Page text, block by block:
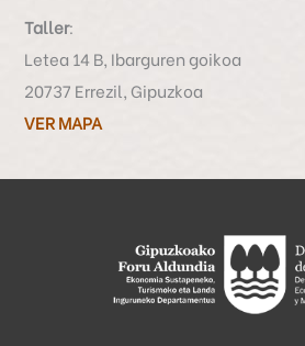
Taller:
Letea 14 B, Ibarguren goikoa
20737 Errezil, Gipuzkoa
VER MAPA